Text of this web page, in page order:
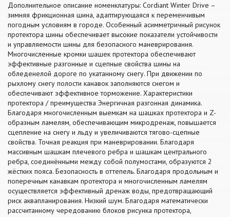
Дополнительное описание номенклатуры: Cordiant Winter Drive –
зимняя фрикционная шина, адаптирующаяся к переменчивым
погодным условиям в городе. Особенный асимметричный рисунок
протектора шины обеспечивает высокие показатели устойчивости
и управляемости шины для безопасного маневрирования.
Многочисленные кромки шашек протектора обеспечивают
эффективные разгонные и сцепные свойства шины на
обледенелой дороге по укатанному снегу. При движении по
рыхлому снегу полости канавок заполняются снегом и
обеспечивают эффективное торможение. Характеристики
протектора / преимущества Энергичная разгонная динамика.
Благодаря многочисленным выемкам на шашках протектора и Z-
образным ламелям, обеспечивающим микродренаж, повышается
сцепление на снегу и льду и увеличиваются тягово-сцепные
свойства. Точная реакция при маневрировании. Благодаря
массивным шашкам плечевого ребра и шашкам центрального
ребра, соединёнными между собой полумостами, образуются 2
жёстких пояса. Безопасность в оттепель. Благодаря продольным и
поперечным канавкам протектора и многочисленным ламелям
осуществляется эффективный дренаж воды, предотвращающий
риск аквапланирования. Низкий шум. Благодаря математически
рассчитанному чередованию блоков рисунка протектора,